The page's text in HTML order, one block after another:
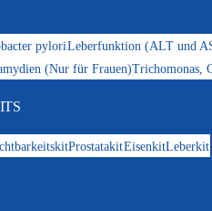
pyloriLeberfunktion (ALT und
(Nur für Frauen)Trichomonas,
ProstatakitEisenkitLeberkit